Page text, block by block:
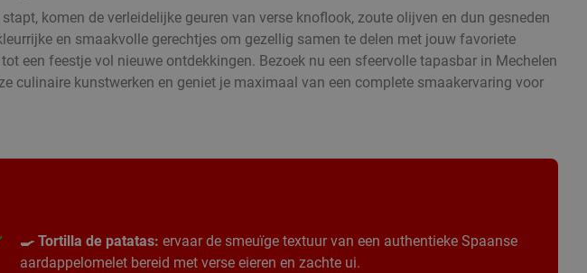
komen de verleidelijke geuren van verse knoflook, zoute olijven en dun gesneden
en smaakvolle gerechtjes om gezellig samen te delen met jouw favoriete
een feestje vol nieuwe ontdekkingen. Bezoek nu een sfeervolle tapasbar in Mechelen
culinaire kunstwerken en geniet je maximaal van een complete smaakervaring voor
🍳 Tortilla de patatas: ervaar de smeuïge textuur van een authentieke Spaanse
aardappelomelet bereid met verse eieren en zachte ui.